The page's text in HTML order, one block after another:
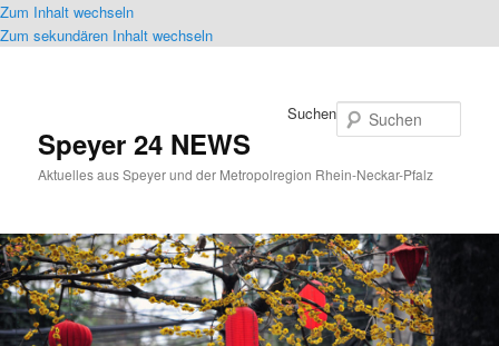
Zum Inhalt wechseln
Zum sekundären Inhalt wechseln
Speyer 24 NEWS
Aktuelles aus Speyer und der Metropolregion Rhein-Neckar-Pfalz
Suchen